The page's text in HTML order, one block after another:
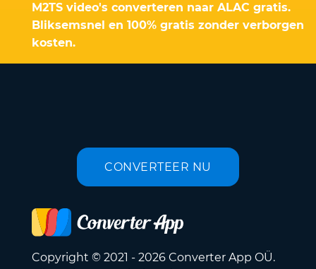
M2TS video's converteren naar ALAC gratis.
Bliksemsnel en 100% gratis zonder verborgen
kosten.
CONVERTEER NU
Copyright © 2021 - 2026 Converter App OÜ.